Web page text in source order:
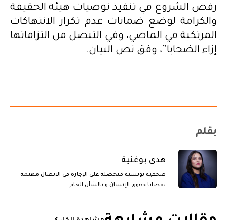
رفض الشروع في تنفيذ توصيات هيئة الحقيقة
والكرامة لوضع ضمانات عدم تكرار الانتهاكات
المرتكبة في الماضي، وفي التنصل من التزاماتها
إزاء الضحايا”، وفق نص البيان.
بقلم
هدى بوغنية
صحفية تونسية متحصلة على الإجازة في الاتصال مهتمة
بقضايا حقوق الإنسان و بالشأن العام